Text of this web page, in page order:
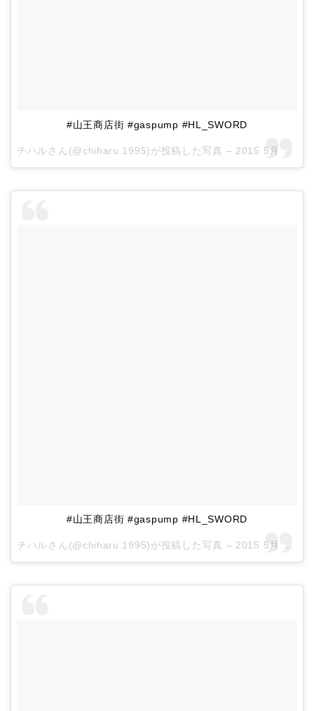
#山王商店街 #gaspump #HL_SWORD
チハルさん(@chiharu.1995)が投稿した写真 – 2015 5月 30 1:41午前 PDT
#山王商店街 #gaspump #HL_SWORD
チハルさん(@chiharu.1995)が投稿した写真 – 2015 5月 30 1:43午前 PDT